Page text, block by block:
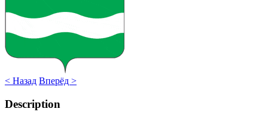
< Назад Вперёд >
Description